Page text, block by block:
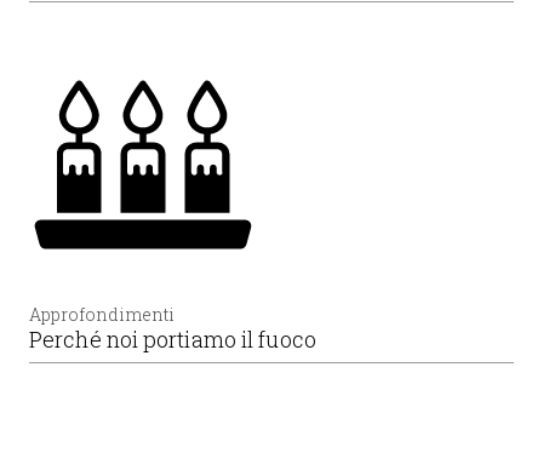
Approfondimenti
Perché noi portiamo il fuoco